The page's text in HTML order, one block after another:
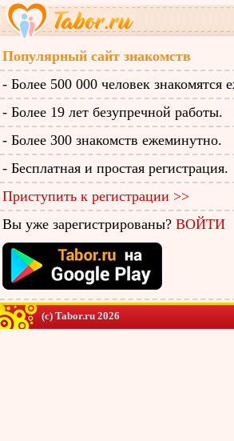
Популярный сайт знакомств
- Более 500 000 человек знакомятся
- Более 19 лет безупречной работы.
- Более 300 знакомств ежеминутно.
- Бесплатная и простая регистрация.
Приступить к регистрации >>
Вы уже зарегистрированы? ВОЙТИ
(c) Tabor.ru 2026